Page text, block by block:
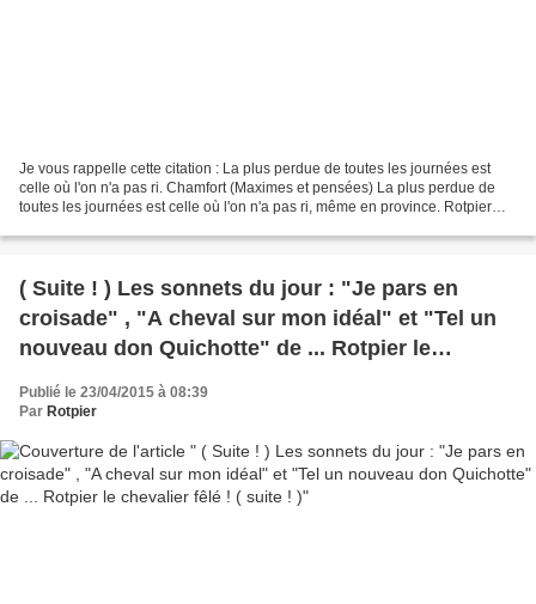
Je vous rappelle cette citation : La plus perdue de toutes les journées est
celle où l'on n'a pas ri. Chamfort (Maximes et pensées) La plus perdue de
toutes les journées est celle où l'on n'a pas ri, même en province. Rotpier
( Suite ! ) Les sonnets du jour : "Je pars en
croisade" , "A cheval sur mon idéal" et "Tel un
nouveau don Quichotte" de ... Rotpier le
Publié le 23/04/2015 à 08:39
Par Rotpier